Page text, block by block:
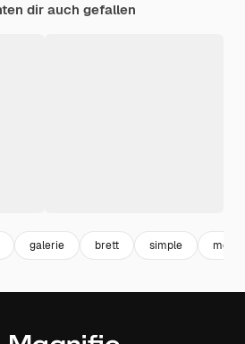
dir auch gefallen
galerie brett simple